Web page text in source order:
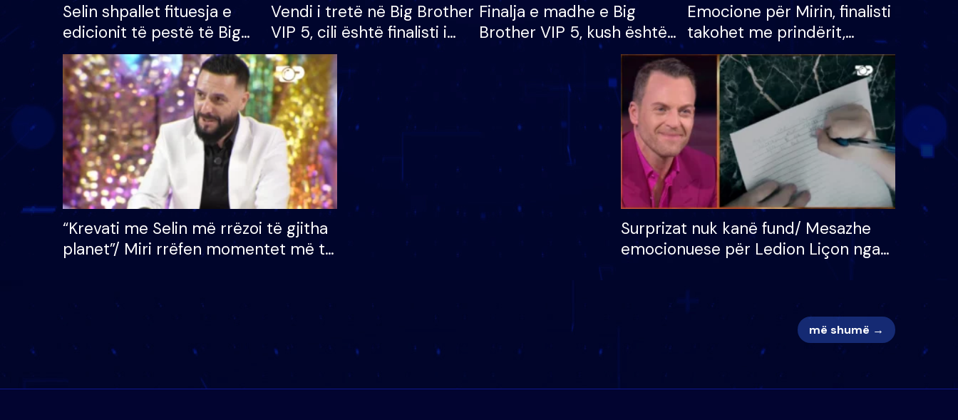
Selin shpallet fituesja e
edicionit të pestë të Big
Brother VIP, rrëmben
çmimin e madh prej 100
mijë eurosh
Vendi i tretë në Big Brother
VIP 5, cili është finalisti i
radhës që lë shtëpinë
Finalja e madhe e Big
Brother VIP 5, kush është
banori i parë që lë shtëpinë
dhe humb mundësinë për
të fituar çmimin e madh
Emocione për Mirin, finalisti
takohet me prindërit,
vajzën dhe bashkëshorten:
S’kemi ndonjë letër divorci
apo jo?
“Krevati me Selin më rrëzoi të gjitha
planet”/ Miri rrëfen momentet më të
Surprizat nuk kanë fund/ Mesazhe
emocionuese për Ledion Liçon nga
më shumë →